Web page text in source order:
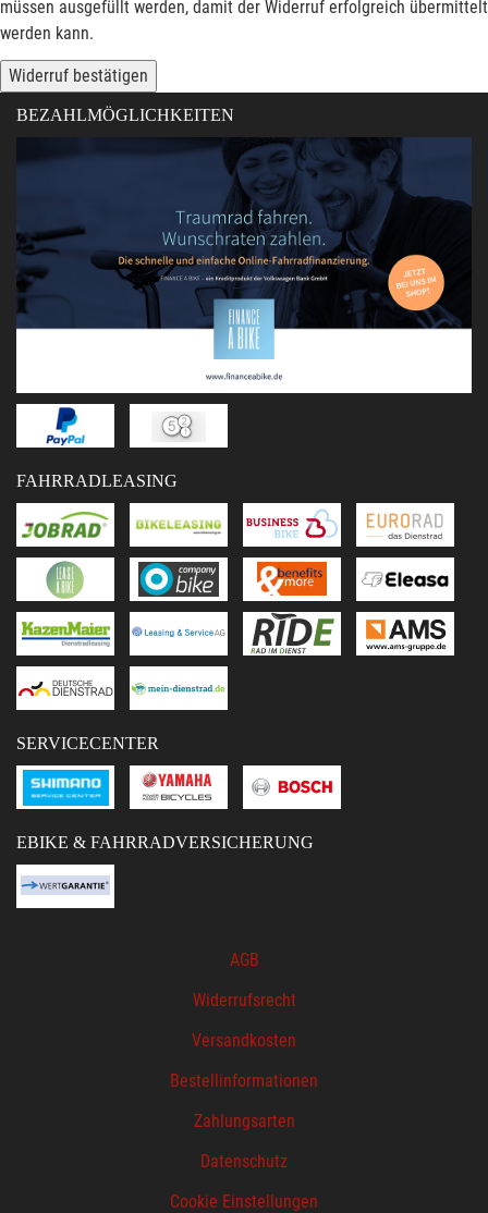
müssen ausgefüllt werden, damit der Widerruf erfolgreich übermittelt
werden kann.
Widerruf bestätigen
BEZAHLMÖGLICHKEITEN
FAHRRADLEASING
SERVICECENTER
EBIKE & FAHRRADVERSICHERUNG
AGB
Widerrufsrecht
Versandkosten
Bestellinformationen
Zahlungsarten
Datenschutz
Cookie Einstellungen